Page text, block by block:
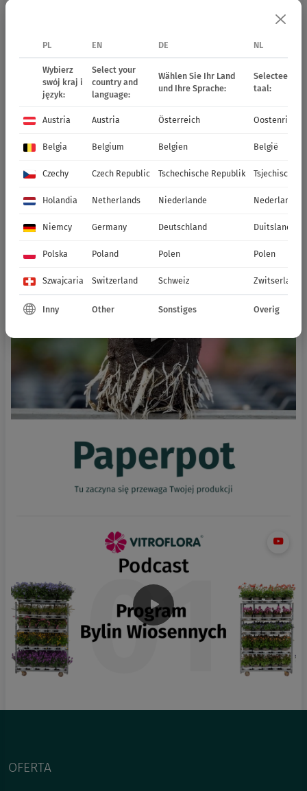
OFERTA
PL EN DE NL
Wybierz
swój kraj i
język:
Select your
country and
language:
Wählen Sie Ihr Land
und Ihre Sprache:
Selecteer uw
taal:
Austria Austria Österreich Oostenrijk
Belgia Belgium Belgien België
Czechy Czech Republic Tschechische Republik Tsjechische
Holandia Netherlands Niederlande Nederland
Niemcy Germany Deutschland Duitsland
Polska Poland Polen Polen
Szwajcaria Switzerland Schweiz Zwitserland
Inny Other Sonstiges Overig